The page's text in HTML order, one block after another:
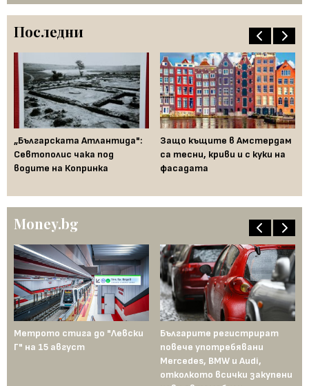
Последни
„Българската Атлантида":
Севтополис чака под
водите на Копринка
Защо къщите в Амстердам
са тесни, криви и с куки на
фасадата
Money.bg
Метрото стига до "Левски
Г" на 15 август
Българите регистрират
повече употребявани
Mercedes, BMW и Audi,
отколкото всички закупени